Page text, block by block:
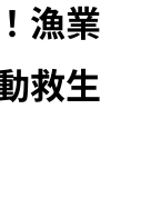
漁業
救生